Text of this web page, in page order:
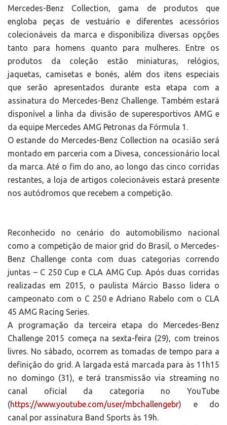
Mercedes-Benz Collection, gama de produtos que
engloba peças de vestuário e diferentes acessórios
colecionáveis da marca e disponibiliza diversas opções
tanto para homens quanto para mulheres. Entre os
produtos da coleção estão miniaturas, relógios,
jaquetas, camisetas e bonés, além dos itens especiais
que serão apresentados durante esta etapa com a
assinatura do Mercedes-Benz Challenge. Também estará
disponível a linha da divisão de superesportivos AMG e
da equipe Mercedes AMG Petronas da Fórmula 1.
O estande do Mercedes-Benz Collection na ocasião será
montado em parceria com a Divesa, concessionário local
da marca. Até o fim do ano, ao longo das cinco corridas
restantes, a loja de artigos colecionáveis estará presente
nos autódromos que recebem a competição.
Reconhecido no cenário do automobilismo nacional
como a competição de maior grid do Brasil, o Mercedes-
Benz Challenge conta com duas categorias correndo
juntas – C 250 Cup e CLA AMG Cup. Após duas corridas
realizadas em 2015, o paulista Márcio Basso lidera o
campeonato com o C 250 e Adriano Rabelo com o CLA
45 AMG Racing Series.
A programação da terceira etapa do Mercedes-Benz
Challenge 2015 começa na sexta-feira (29), com treinos
livres. No sábado, ocorrem as tomadas de tempo para a
definição do grid. A largada está marcada para às 11h15
no domingo (31), e terá transmissão via streaming no
canal oficial da categoria no YouTube
(https://www.youtube.com/user/mbchallengebr) e do
canal por assinatura Band Sports às 19h.